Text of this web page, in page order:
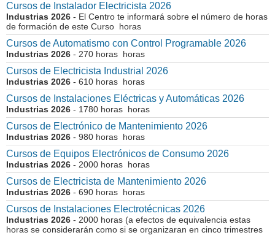
Cursos de Instalador Electricista 2026
Industrias 2026 - El Centro te informará sobre el número de horas
de formación de este Curso horas
Cursos de Automatismo con Control Programable 2026
Industrias 2026 - 270 horas horas
Cursos de Electricista Industrial 2026
Industrias 2026 - 610 horas horas
Cursos de Instalaciones Eléctricas y Automáticas 2026
Industrias 2026 - 1780 horas horas
Cursos de Electrónico de Mantenimiento 2026
Industrias 2026 - 980 horas horas
Cursos de Equipos Electrónicos de Consumo 2026
Industrias 2026 - 2000 horas horas
Cursos de Electricista de Mantenimiento 2026
Industrias 2026 - 690 horas horas
Cursos de Instalaciones Electrotécnicas 2026
Industrias 2026 - 2000 horas (a efectos de equivalencia estas
horas se considerarán como si se organizaran en cinco trimestres